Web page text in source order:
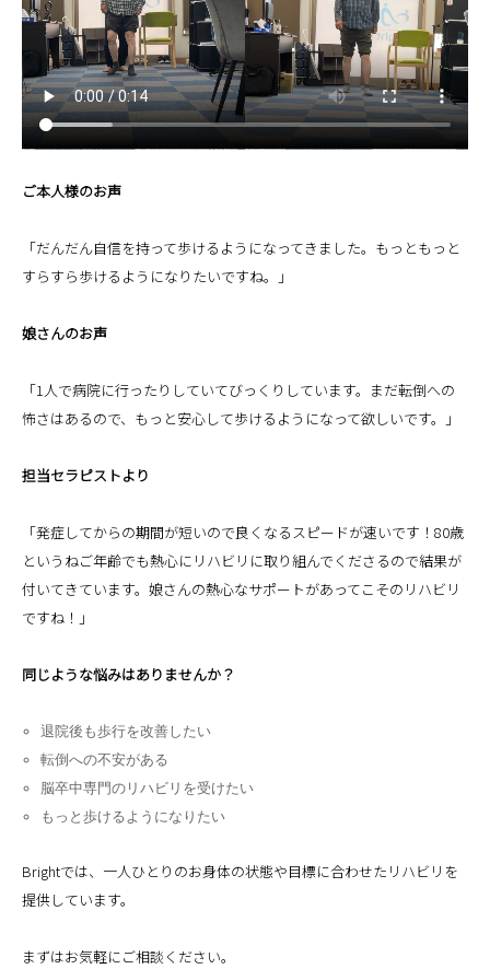
ご本人様のお声
「だんだん自信を持って歩けるようになってきました。もっともっと
すらすら歩けるようになりたいですね。」
娘さんのお声
「1人で病院に行ったりしていてびっくりしています。まだ転倒への
怖さはあるので、もっと安心して歩けるようになって欲しいです。」
担当セラピストより
「発症してからの期間が短いので良くなるスピードが速いです！80歳
というねご年齢でも熱心にリハビリに取り組んでくださるので結果が
付いてきています。娘さんの熱心なサポートがあってこそのリハビリ
ですね！」
同じような悩みはありませんか？
退院後も歩行を改善したい
転倒への不安がある
脳卒中専門のリハビリを受けたい
もっと歩けるようになりたい
Brightでは、一人ひとりのお身体の状態や目標に合わせたリハビリを
提供しています。
まずはお気軽にご相談ください。